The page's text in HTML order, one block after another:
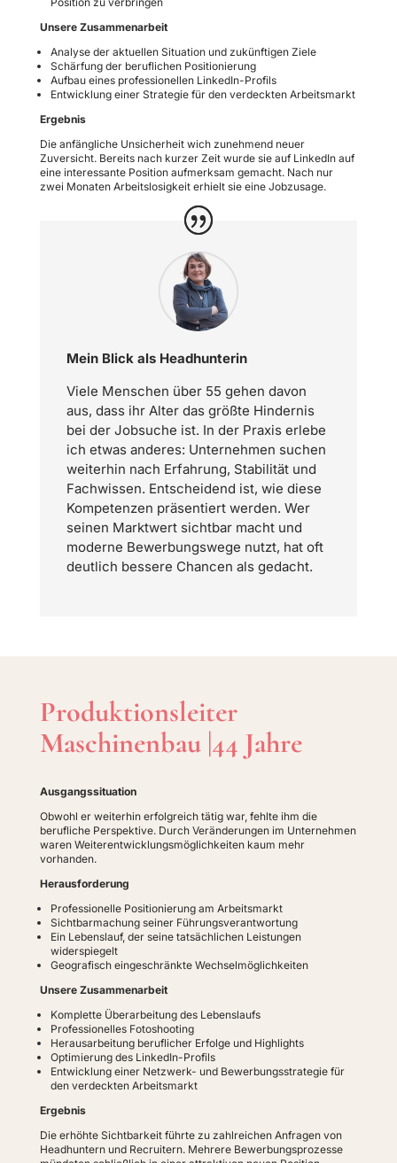
Unsere Zusammenarbeit
Analyse der aktuellen Situation und zukünftigen Ziele
Schärfung der beruflichen Positionierung
Aufbau eines professionellen LinkedIn-Profils
Entwicklung einer Strategie für den verdeckten Arbeitsmarkt
Ergebnis
Die anfängliche Unsicherheit wich zunehmend neuer
Zuversicht. Bereits nach kurzer Zeit wurde sie auf LinkedIn auf
eine interessante Position aufmerksam gemacht. Nach nur
zwei Monaten Arbeitslosigkeit erhielt sie eine Jobzusage.
Mein Blick als Headhunterin
Viele Menschen über 55 gehen davon
aus, dass ihr Alter das größte Hindernis
bei der Jobsuche ist. In der Praxis erlebe
ich etwas anderes: Unternehmen suchen
weiterhin nach Erfahrung, Stabilität und
Fachwissen. Entscheidend ist, wie diese
Kompetenzen präsentiert werden. Wer
seinen Marktwert sichtbar macht und
moderne Bewerbungswege nutzt, hat oft
deutlich bessere Chancen als gedacht.
Produktionsleiter
Maschinenbau |44 Jahre
Ausgangssituation
Obwohl er weiterhin erfolgreich tätig war, fehlte ihm die
berufliche Perspektive. Durch Veränderungen im Unternehmen
waren Weiterentwicklungsmöglichkeiten kaum mehr
vorhanden.
Herausforderung
Professionelle Positionierung am Arbeitsmarkt
Sichtbarmachung seiner Führungsverantwortung
Ein Lebenslauf, der seine tatsächlichen Leistungen
widerspiegelt
Geografisch eingeschränkte Wechselmöglichkeiten
Unsere Zusammenarbeit
Komplette Überarbeitung des Lebenslaufs
Professionelles Fotoshooting
Herausarbeitung beruflicher Erfolge und Highlights
Optimierung des LinkedIn-Profils
Entwicklung einer Netzwerk- und Bewerbungsstrategie für
den verdeckten Arbeitsmarkt
Ergebnis
Die erhöhte Sichtbarkeit führte zu zahlreichen Anfragen von
Headhuntern und Recruitern. Mehrere Bewerbungsprozesse